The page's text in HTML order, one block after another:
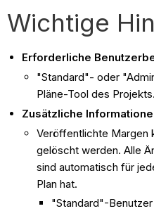
Wichtige
Erforderliche
"Standard"- oder
Pläne-Tool des Projekts.
Zusätzliche
Veröffentlichte Margen
gelöscht werden. Alle
sind automatisch für
Plan hat.
"Standard"-